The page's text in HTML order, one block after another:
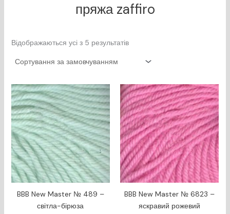
пряжа zaffiro
Відображаються усі з 5 результатів
BBB New Master № 489 –
світла-бірюза
BBB New Master № 6823 –
яскравий рожевий